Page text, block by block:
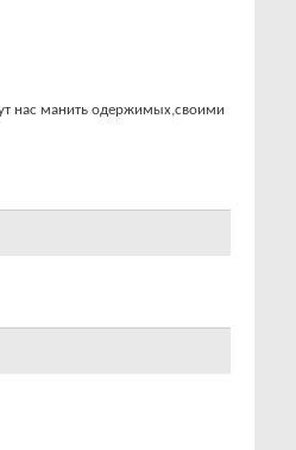
нас манить одержимых,своими